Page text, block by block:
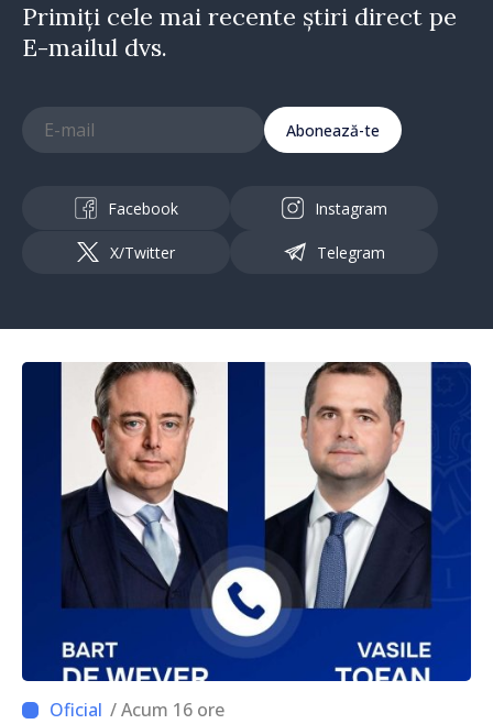
Primiți cele mai recente știri direct pe
E-mailul dvs.
Abonează-te
Facebook Instagram
X/Twitter Telegram
/ Acum 16 ore